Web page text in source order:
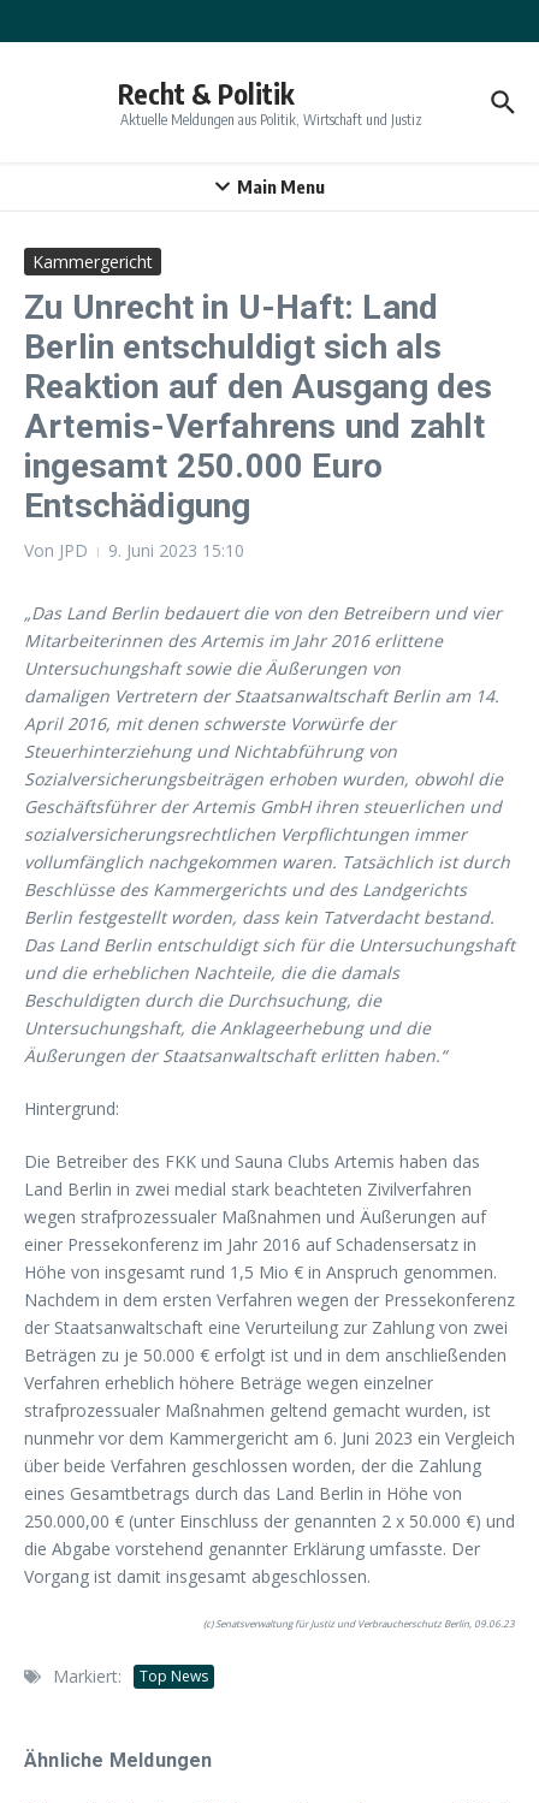
Recht & Politik
Aktuelle Meldungen aus Politik, Wirtschaft und Justiz
Main Menu
Kammergericht
Zu Unrecht in U-Haft: Land
Berlin entschuldigt sich als
Reaktion auf den Ausgang des
Artemis-Verfahrens und zahlt
ingesamt 250.000 Euro
Entschädigung
Von JPD 9. Juni 2023 15:10
„Das Land Berlin bedauert die von den Betreibern und vier
Mitarbeiterinnen des Artemis im Jahr 2016 erlittene
Untersuchungshaft sowie die Äußerungen von
damaligen Vertretern der Staatsanwaltschaft Berlin am 14.
April 2016, mit denen schwerste Vorwürfe der
Steuerhinterziehung und Nichtabführung von
Sozialversicherungsbeiträgen erhoben wurden, obwohl die
Geschäftsführer der Artemis GmbH ihren steuerlichen und
sozialversicherungsrechtlichen Verpflichtungen immer
vollumfänglich nachgekommen waren. Tatsächlich ist durch
Beschlüsse des Kammergerichts und des Landgerichts
Berlin festgestellt worden, dass kein Tatverdacht bestand.
Das Land Berlin entschuldigt sich für die Untersuchungshaft
und die erheblichen Nachteile, die die damals
Beschuldigten durch die Durchsuchung, die
Untersuchungshaft, die Anklageerhebung und die
Äußerungen der Staatsanwaltschaft erlitten haben.“
Hintergrund:
Die Betreiber des FKK und Sauna Clubs Artemis haben das
Land Berlin in zwei medial stark beachteten Zivilverfahren
wegen strafprozessualer Maßnahmen und Äußerungen auf
einer Pressekonferenz im Jahr 2016 auf Schadensersatz in
Höhe von insgesamt rund 1,5 Mio € in Anspruch genommen.
Nachdem in dem ersten Verfahren wegen der Pressekonferenz
der Staatsanwaltschaft eine Verurteilung zur Zahlung von zwei
Beträgen zu je 50.000 € erfolgt ist und in dem anschließenden
Verfahren erheblich höhere Beträge wegen einzelner
strafprozessualer Maßnahmen geltend gemacht wurden, ist
nunmehr vor dem Kammergericht am 6. Juni 2023 ein Vergleich
über beide Verfahren geschlossen worden, der die Zahlung
eines Gesamtbetrags durch das Land Berlin in Höhe von
250.000,00 € (unter Einschluss der genannten 2 x 50.000 €) und
die Abgabe vorstehend genannter Erklärung umfasste. Der
Vorgang ist damit insgesamt abgeschlossen.
(c) Senatsverwaltung für Justiz und Verbraucherschutz Berlin, 09.06.23
Markiert: Top News
Ähnliche Meldungen